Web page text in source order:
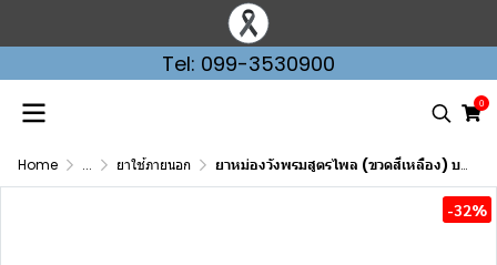
Tel: 099-3530900
0
Home ... ยาใช้ภายนอก ยาหม่องวังพรมสูตรไพล (ขวดสีเหลือง) บรรเทาอาการปวดเมื่อย มี 3 ขนาด
-32%